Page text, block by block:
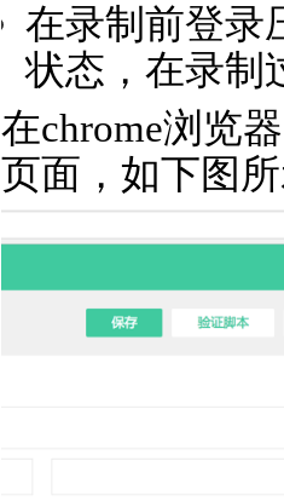
在录制前登录
状态，在录制
在chrome浏览
页面，如下图